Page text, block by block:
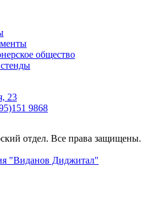
общество
23
9868
отдел. Все права защищены.
"Виданов Диджитал"